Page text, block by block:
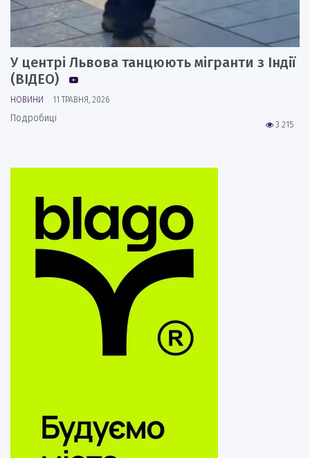
У центрі Львова танцюють мігранти з Індії
(ВІДЕО)
НОВИНИ 11 ТРАВНЯ, 2026
3 215
Подробиці